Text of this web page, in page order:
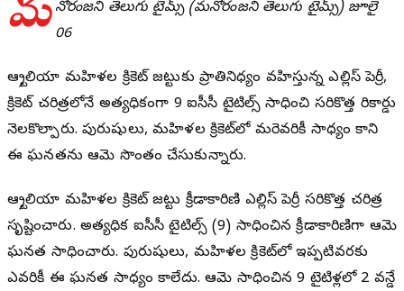
మ నోరంజని తెలుగు టైమ్స్ (మనోరంజని తెలుగు టైమ్స్) జూలై
06
ఆస్ట్రేలియా మహిళల క్రికెట్ జట్టుకు ప్రాతినిధ్యం వహిస్తున్న ఎల్లిస్ పెర్రీ,
క్రికెట్ చరిత్రలోనే అత్యధికంగా 9 ఐసీసీ టైటిల్స్ సాధించి సరికొత్త రికార్డు
నెలకొల్పారు. పురుషులు, మహిళల క్రికెట్‌లో మరెవరికీ సాధ్యం కాని
ఈ ఘనతను ఆమె సొంతం చేసుకున్నారు.
ఆస్ట్రేలియా మహిళల క్రికెట్ జట్టు క్రీడాకారిణి ఎల్లిస్ పెర్రీ సరికొత్త చరిత్ర
సృష్టించారు. అత్యధిక ఐసీసీ టైటిల్స్ (9) సాధించిన క్రీడాకారిణిగా ఆమె
ఘనత సాధించారు. పురుషులు, మహిళల క్రికెట్‌లో ఇప్పటివరకు
ఎవరికీ ఈ ఘనత సాధ్యం కాలేదు. ఆమె సాధించిన 9 టైటిళ్లలో 2 వన్డే